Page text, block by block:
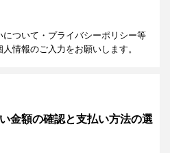
ついて・プライバシーポリシー等
情報のご入力をお願いします。
金額の確認と支払い方法の選